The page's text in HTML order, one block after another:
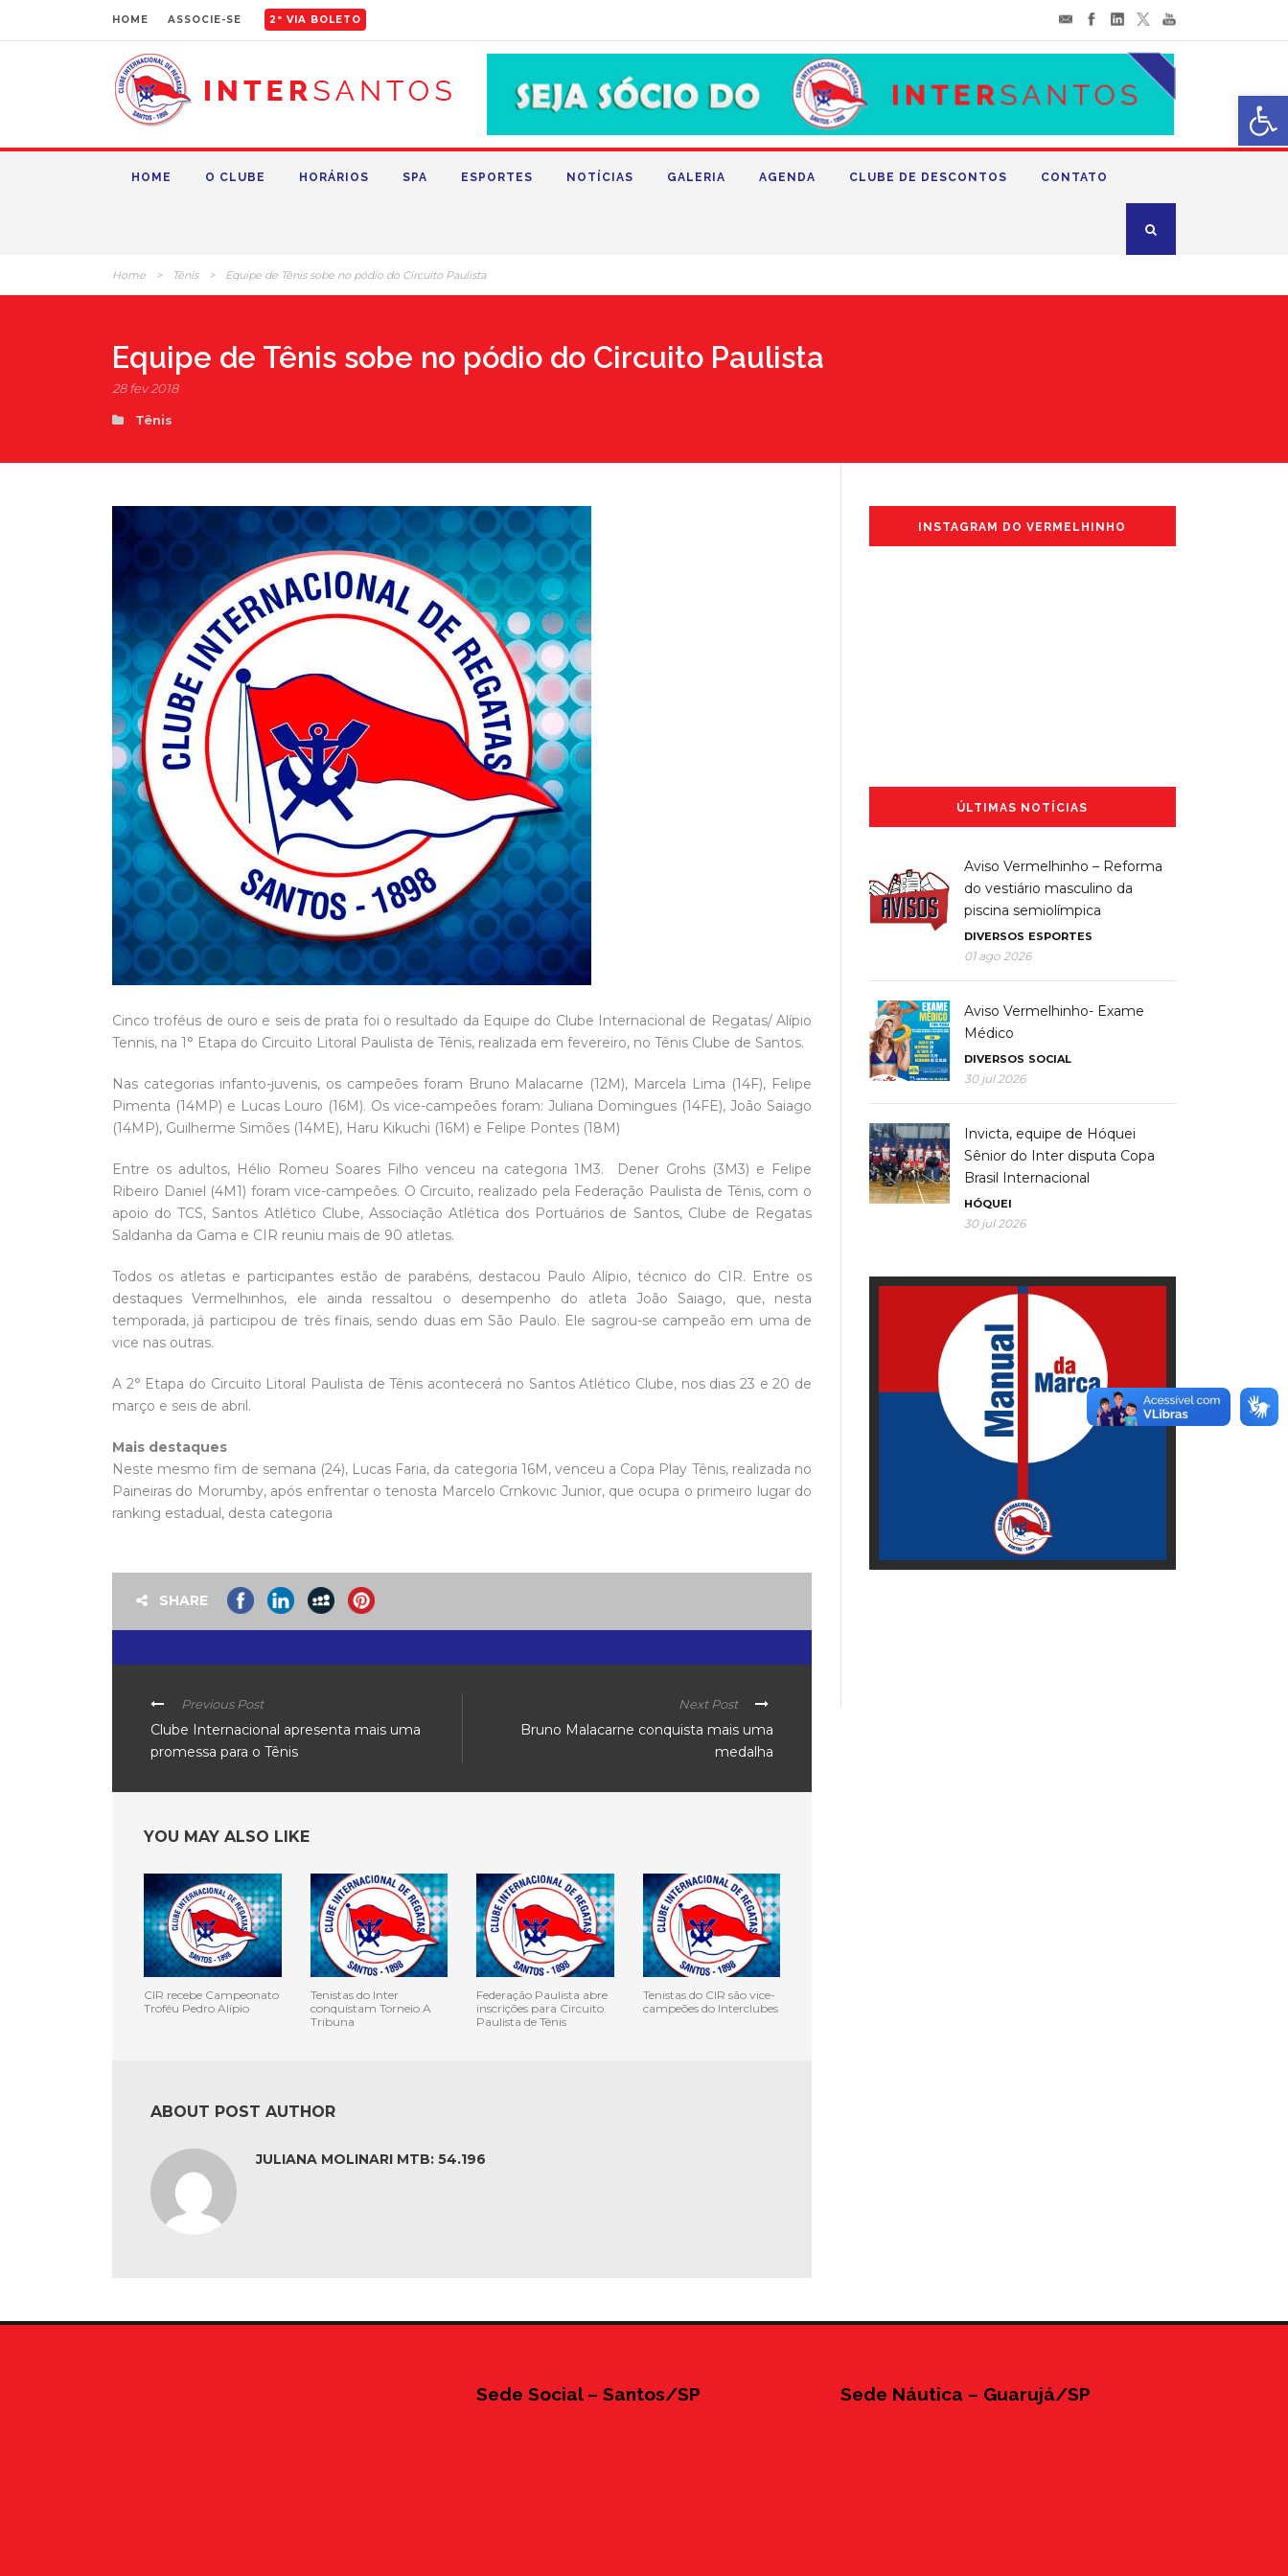
HOME ASSOCIE-SE 2ª VIA BOLETO
HOME O CLUBE HORÁRIOS SPA ESPORTES NOTÍCIAS GALERIA AGENDA CLUBE DE DESCONTOS CONTATO
Home > Tênis > Equipe de Tênis sobe no pódio do Circuito Paulista
Equipe de Tênis sobe no pódio do Circuito Paulista
28 fev 2018
Tênis
Cinco troféus de ouro e seis de prata foi o resultado da Equipe do Clube Internacional de Regatas/ Alípio
Tennis, na 1° Etapa do Circuito Litoral Paulista de Tênis, realizada em fevereiro, no Tênis Clube de Santos.
Nas categorias infanto-juvenis, os campeões foram Bruno Malacarne (12M), Marcela Lima (14F), Felipe
Pimenta (14MP) e Lucas Louro (16M). Os vice-campeões foram: Juliana Domingues (14FE), João Saiago
(14MP), Guilherme Simões (14ME), Haru Kikuchi (16M) e Felipe Pontes (18M)
Entre os adultos, Hélio Romeu Soares Filho venceu na categoria 1M3. Dener Grohs (3M3) e Felipe
Ribeiro Daniel (4M1) foram vice-campeões. O Circuito, realizado pela Federação Paulista de Tênis, com o
apoio do TCS, Santos Atlético Clube, Associação Atlética dos Portuários de Santos, Clube de Regatas
Saldanha da Gama e CIR reuniu mais de 90 atletas.
Todos os atletas e participantes estão de parabéns, destacou Paulo Alípio, técnico do CIR. Entre os
destaques Vermelhinhos, ele ainda ressaltou o desempenho do atleta João Saiago, que, nesta
temporada, já participou de três finais, sendo duas em São Paulo. Ele sagrou-se campeão em uma de
vice nas outras.
A 2° Etapa do Circuito Litoral Paulista de Tênis acontecerá no Santos Atlético Clube, nos dias 23 e 20 de
março e seis de abril.
Mais destaques
Neste mesmo fim de semana (24), Lucas Faria, da categoria 16M, venceu a Copa Play Tênis, realizada no
Paineiras do Morumby, após enfrentar o tenosta Marcelo Crnkovic Junior, que ocupa o primeiro lugar do
ranking estadual, desta categoria
SHARE
Previous Post
Clube Internacional apresenta mais uma
promessa para o Tênis
Next Post
Bruno Malacarne conquista mais uma
medalha
YOU MAY ALSO LIKE
CIR recebe Campeonato
Troféu Pedro Alípio
Tenistas do Inter
conquistam Torneio A
Tribuna
Federação Paulista abre
inscrições para Circuito
Paulista de Tênis
Tenistas do CIR são vice-
campeões do Interclubes
ABOUT POST AUTHOR
JULIANA MOLINARI MTB: 54.196
INSTAGRAM DO VERMELHINHO
ÚLTIMAS NOTÍCIAS
Aviso Vermelhinho – Reforma
do vestiário masculino da
piscina semiolímpica
DIVERSOS ESPORTES
01 ago 2026
Aviso Vermelhinho- Exame
Médico
DIVERSOS SOCIAL
30 jul 2026
Invicta, equipe de Hóquei
Sênior do Inter disputa Copa
Brasil Internacional
HÓQUEI
30 jul 2026
Sede Social – Santos/SP Sede Náutica – Guarujá/SP
Abrir